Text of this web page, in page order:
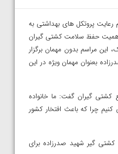
رعایت پروتکل های بهداشتی به
حفظ سلامت کشتی گیران
این مراسم بدون مهمان برگزار
بعنوان مهمان ویژه در این
گیران گفت: ما خانواده
چرا که باعث افتخار کشور
کشتی گیر شهید صدرزاده برای